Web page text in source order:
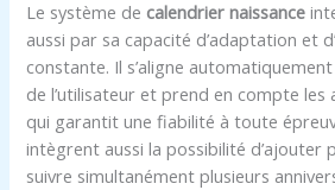
Le système de calendrier naissance
aussi par sa capacité d’adaptation et
constante. Il s’aligne
de l’utilisateur et prend en compte les
qui garantit une fiabilité à toute
intègrent aussi la possibilité d’ajouter
suivre simultanément plusieurs